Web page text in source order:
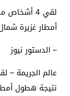
أمطار غزيرة
– الدستور نيوز
نتيجة هطول